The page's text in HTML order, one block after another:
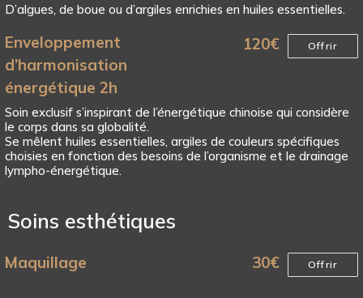
D’algues, de boue ou d’argiles enrichies en huiles essentielles.
Enveloppement
d’harmonisation
énergétique 2h
120€ Offrir
Soin exclusif s’inspirant de l’énergétique chinoise qui considère
le corps dans sa globalité.
Se mêlent huiles essentielles, argiles de couleurs spécifiques
choisies en fonction des besoins de l’organisme et le drainage
lympho-énergétique.
Soins esthétiques
Maquillage 30€ Offrir